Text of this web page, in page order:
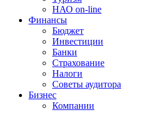
НАО on-line
Финансы
Бюджет
Инвестиции
Банки
Страхование
Налоги
Советы аудитора
Бизнес
Компании